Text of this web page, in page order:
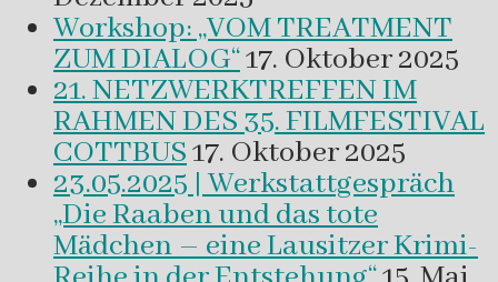
Workshop: „VOM TREATMENT
ZUM DIALOG“17. Oktober 2025
21. NETZWERKTREFFEN IM
RAHMEN DES 35. FILMFESTIVAL
COTTBUS17. Oktober 2025
23.05.2025 | Werkstattgespräch
„Die Raaben und das tote
Mädchen – eine Lausitzer Krimi-